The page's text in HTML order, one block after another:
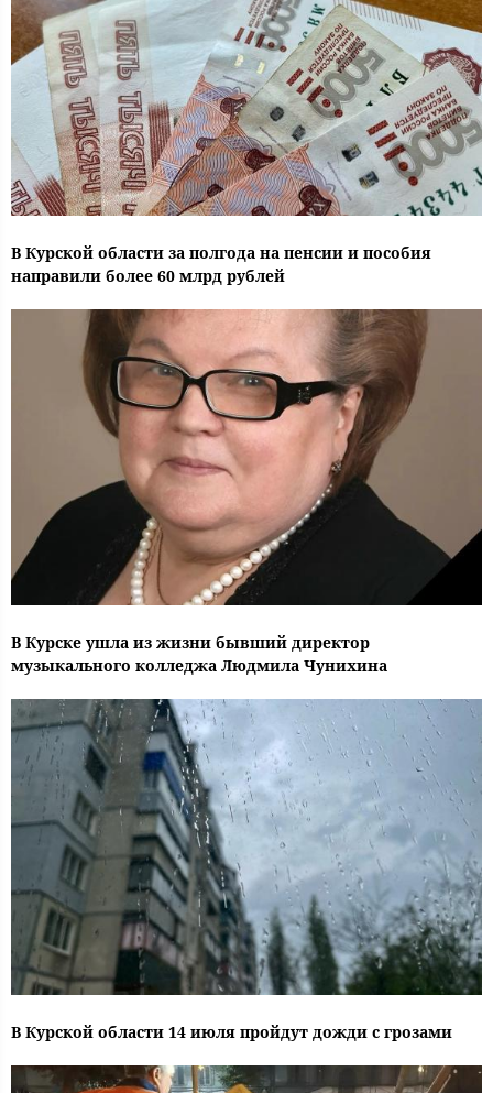
В Курской области за полгода на пенсии и пособия
направили более 60 млрд рублей
В Курске ушла из жизни бывший директор
музыкального колледжа Людмила Чунихина
В Курской области 14 июля пройдут дожди с грозами